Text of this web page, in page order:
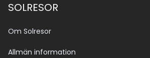
SOLRESOR
Om Solresor
Allmän information